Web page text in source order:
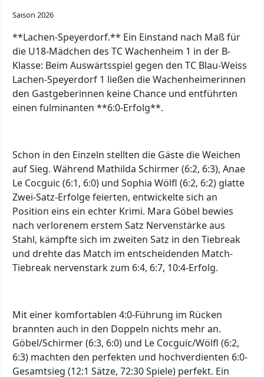
Saison 2026
**Lachen-Speyerdorf.** Ein Einstand nach Maß für
die U18-Mädchen des TC Wachenheim 1 in der B-
Klasse: Beim Auswärtsspiel gegen den TC Blau-Weiss
Lachen-Speyerdorf 1 ließen die Wachenheimerinnen
den Gastgeberinnen keine Chance und entführten
einen fulminanten **6:0-Erfolg**.
Schon in den Einzeln stellten die Gäste die Weichen
auf Sieg. Während Mathilda Schirmer (6:2, 6:3), Anae
Le Cocguic (6:1, 6:0) und Sophia Wölfl (6:2, 6:2) glatte
Zwei-Satz-Erfolge feierten, entwickelte sich an
Position eins ein echter Krimi. Mara Göbel bewies
nach verlorenem erstem Satz Nervenstärke aus
Stahl, kämpfte sich im zweiten Satz in den Tiebreak
und drehte das Match im entscheidenden Match-
Tiebreak nervenstark zum 6:4, 6:7, 10:4-Erfolg.
Mit einer komfortablen 4:0-Führung im Rücken
brannten auch in den Doppeln nichts mehr an.
Göbel/Schirmer (6:3, 6:0) und Le Cocguic/Wölfl (6:2,
6:3) machten den perfekten und hochverdienten 6:0-
Gesamtsieg (12:1 Sätze, 72:30 Spiele) perfekt. Ein